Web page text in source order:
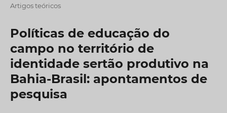
Artigos teóricos
Políticas de educação do
campo no território de
identidade sertão produtivo na
Bahia-Brasil: apontamentos de
pesquisa